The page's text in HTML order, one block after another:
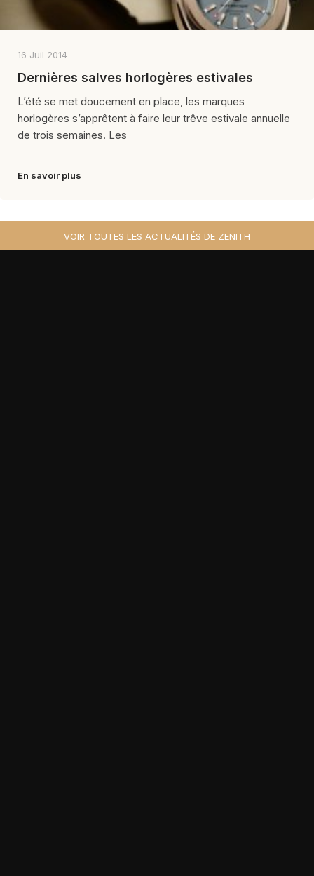
16 Juil 2014
Dernières salves horlogères estivales
L’été se met doucement en place, les marques
horlogères s’apprêtent à faire leur trêve estivale annuelle
de trois semaines. Les
En savoir plus
VOIR TOUTES LES ACTUALITÉS DE ZENITH